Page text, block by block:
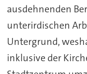
ausdehnenden
unterirdischen
Untergrund,
inklusive der